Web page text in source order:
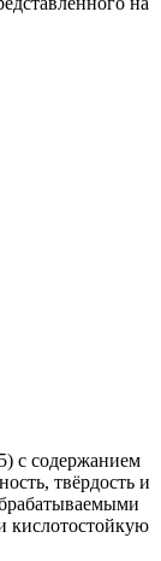
с содержанием
твёрдость и
кислотостойкую